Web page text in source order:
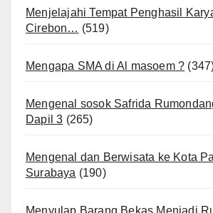
Menjelajahi Tempat Penghasil
Cirebon… (519)
Mengapa SMA di Al masoem ?
Mengenal sosok Safrida
Dapil 3 (265)
Mengenal dan Berwisata ke Kota
Surabaya (190)
Menyulap Barang Bekas Menjadi